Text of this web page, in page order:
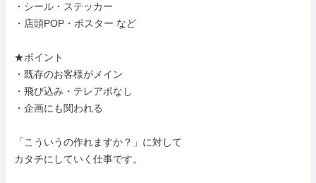
・シール・ステッカー
・店頭POP・ポスター など
★ポイント
・既存のお客様がメイン
・飛び込み・テレアポなし
・企画にも関われる
「こういうの作れますか？」に対して
カタチにしていく仕事です。